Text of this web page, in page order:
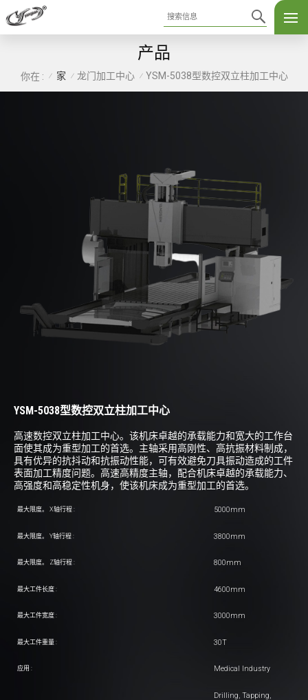
产品
你在 : / 家 / 龙门加工中心 / YSM-5038型数控双立柱加工中心
YSM-5038型数控双立柱加工中心
高速数控双立柱加工中心。该机床卓越的承载能力和宽大的工作台
面使其成为重型加工的首选。主轴采用高刚性、高抗振材料制成，
具有优异的抗抖动和抗振动性能，可有效避免刀具振动造成的工件
表面加工精度问题。高速高精度主轴，配合机床卓越的承载能力、
高强度和高稳定性机身，使该机床成为重型加工的首选。
最大限度。 X轴行程 : 5000mm
最大限度。 Y轴行程 : 3800mm
最大限度。 Z轴行程 : 800mm
最大工件长度 : 4600mm
最大工件宽度 : 3000mm
最大工件重量 : 30T
应用 : Medical Industry
Drilling, Tapping,